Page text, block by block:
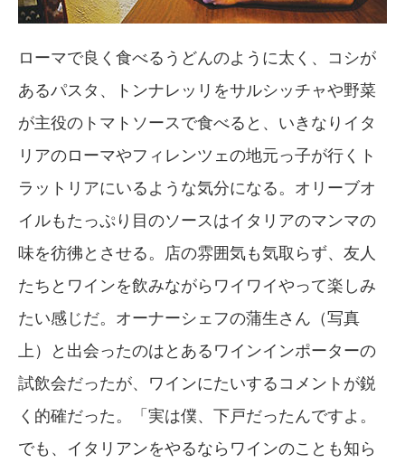
ローマで良く食べるうどんのように太く、コシが
あるパスタ、トンナレッリをサルシッチャや野菜
が主役のトマトソースで食べると、いきなりイタ
リアのローマやフィレンツェの地元っ子が行くト
ラットリアにいるような気分になる。オリーブオ
イルもたっぷり目のソースはイタリアのマンマの
味を彷彿とさせる。店の雰囲気も気取らず、友人
たちとワインを飲みながらワイワイやって楽しみ
たい感じだ。オーナーシェフの蒲生さん（写真
上）と出会ったのはとあるワインインポーターの
試飲会だったが、ワインにたいするコメントが鋭
く的確だった。「実は僕、下戸だったんですよ。
でも、イタリアンをやるならワインのことも知ら